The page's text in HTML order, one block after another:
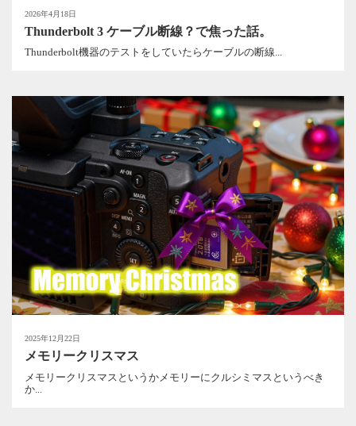
2026年4月18日
Thunderbolt 3 ケーブル断線？で焦った話。
Thunderbolt機器のテストをしていたらケーブルの断線...
2025年12月22日
メモリークリスマス
メモリークリスマスというかメモリーにクルシミマスというべき
か...